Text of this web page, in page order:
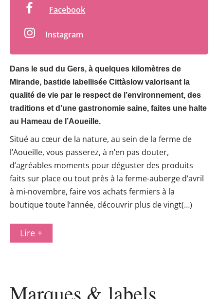
Dans le sud du Gers, à quelques kilomètres de
Mirande, bastide labellisée Cittàslow valorisant la
qualité de vie par le respect de l’environnement, des
traditions et d’une gastronomie saine, faites une halte
au Hameau de l’Aoueille.
Situé au cœur de la nature, au sein de la ferme de
l’Aoueille, vous passerez, à n’en pas douter,
d’agréables moments pour déguster des produits
faits sur place ou tout près à la ferme-auberge d’avril
à mi-novembre, faire vos achats fermiers à la
boutique toute l’année, découvrir plus de vingt(…)
Lire +
Marques & labels
Facebook
Instagram